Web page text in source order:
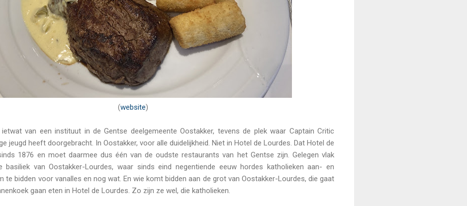
(website)
van een instituut in de Gentse deelgemeente Oostakker, tevens de plek waar Captain Critic
jeugd heeft doorgebracht. In Oostakker, voor alle duidelijkheid. Niet in Hotel de Lourdes. Dat Hotel de
1876 en moet daarmee dus één van de oudste restaurants van het Gentse zijn. Gelegen vlak
van Oostakker-Lourdes, waar sinds eind negentiende eeuw hordes katholieken aan- en
te bidden voor vanalles en nog wat. En wie komt bidden aan de grot van Oostakker-Lourdes, die gaat
gaan eten in Hotel de Lourdes. Zo zijn ze wel, die katholieken.